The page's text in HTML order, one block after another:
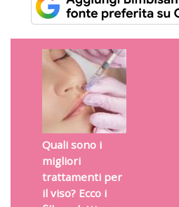
Quali sono i
migliori
trattamenti per
il viso? Ecco i